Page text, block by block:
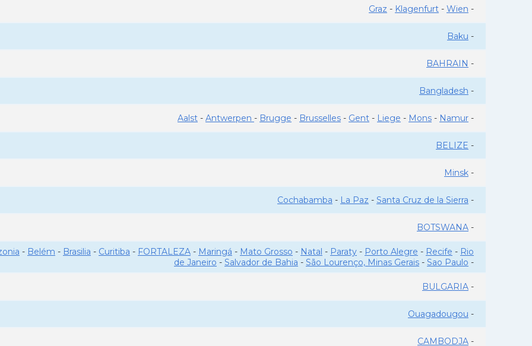
Graz - Klagenfurt - Wien -
Baku -
BAHRAIN -
Bangladesh -
Aalst - Antwerpen - Brugge - Brusselles - Gent - Liege - Mons - Namur -
BELIZE -
Minsk -
Cochabamba - La Paz - Santa Cruz de la Sierra -
BOTSWANA -
- Belém - Brasilia - Curitiba - FORTALEZA - Maringá - Mato Grosso - Natal - Paraty - Porto Alegre - Recife - Rio
de Janeiro - Salvador de Bahia - São Lourenço, Minas Gerais - Sao Paulo -
BULGARIA -
Ouagadougou -
CAMBODJA -